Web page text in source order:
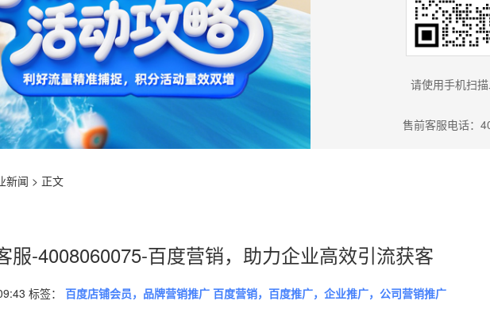
请使用手机扫
售前客服电话：
新闻 > 正文
服-4008060075-百度营销，助力企业高效引流获客
标签： 百度店铺会员，品牌营销推广 百度营销，百度推广，企业推广，公司营销推广